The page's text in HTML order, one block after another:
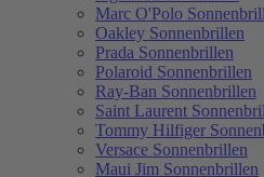
Marc O'Polo
Oakley Sonnenbrillen
Prada Sonnenbrillen
Polaroid Sonnenbrillen
Ray-Ban Sonnenbrillen
Saint Laurent
Tommy Hilfiger
Versace Sonnenbrillen
Maui Jim Sonnenbrillen